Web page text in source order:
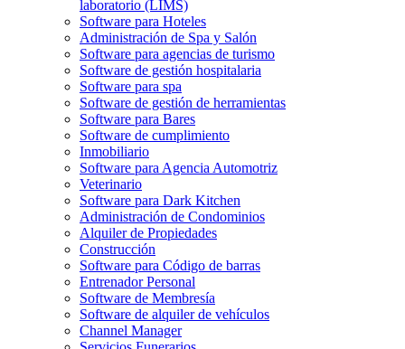
laboratorio (LIMS)
Software para Hoteles
Administración de Spa y Salón
Software para agencias de turismo
Software de gestión hospitalaria
Software para spa
Software de gestión de herramientas
Software para Bares
Software de cumplimiento
Inmobiliario
Software para Agencia Automotriz
Veterinario
Software para Dark Kitchen
Administración de Condominios
Alquiler de Propiedades
Construcción
Software para Código de barras
Entrenador Personal
Software de Membresía
Software de alquiler de vehículos
Channel Manager